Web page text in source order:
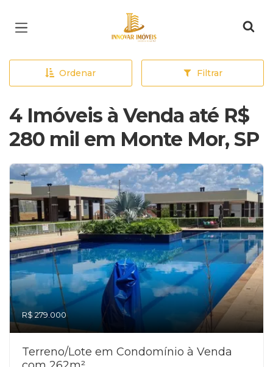
Página inicial
Ordenar Filtrar
4 Imóveis à Venda até R$
280 mil em Monte Mor, SP
R$ 279.000
Terreno/Lote em Condomínio à Venda